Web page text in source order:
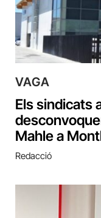
VAGA
Els sindicats
Mahle a
Redacció